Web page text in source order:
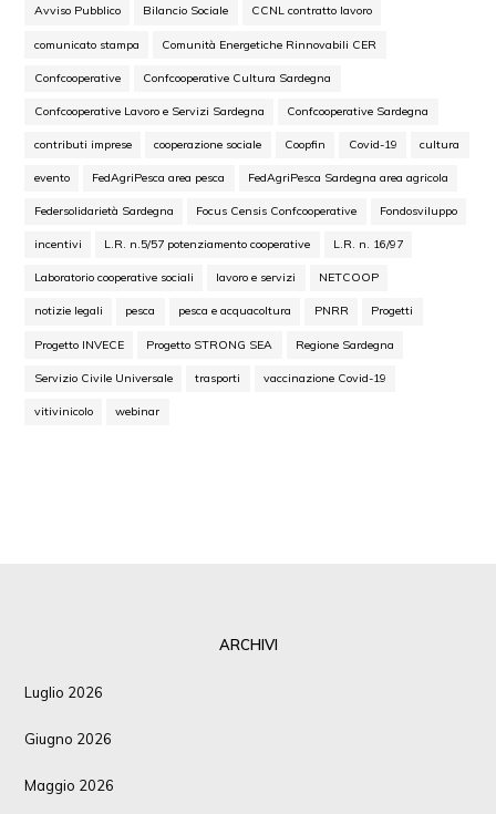
Avviso Pubblico Bilancio Sociale CCNL contratto lavoro
comunicato stampa Comunità Energetiche Rinnovabili CER
Confcooperative Confcooperative Cultura Sardegna
Confcooperative Lavoro e Servizi Sardegna Confcooperative Sardegna
contributi imprese cooperazione sociale Coopfin Covid-19 cultura
evento FedAgriPesca area pesca FedAgriPesca Sardegna area agricola
Federsolidarietà Sardegna Focus Censis Confcooperative Fondosviluppo
incentivi L.R. n.5/57 potenziamento cooperative L.R. n. 16/97
Laboratorio cooperative sociali lavoro e servizi NETCOOP
notizie legali pesca pesca e acquacoltura PNRR Progetti
Progetto INVECE Progetto STRONG SEA Regione Sardegna
Servizio Civile Universale trasporti vaccinazione Covid-19
vitivinicolo webinar
ARCHIVI
Luglio 2026
Giugno 2026
Maggio 2026